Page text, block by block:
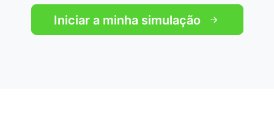
Iniciar a minha simulação